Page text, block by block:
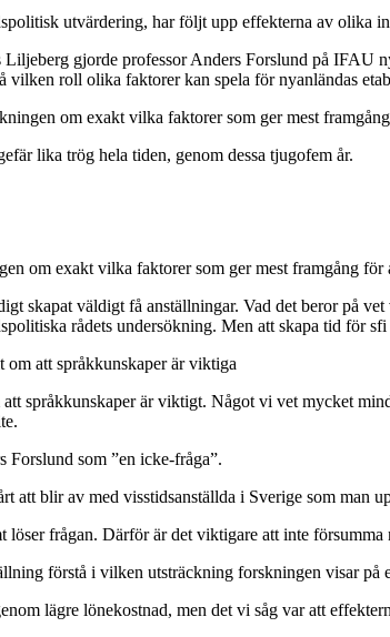
utvärdering, har följt upp effekterna av olika
gjorde professor Anders Forslund på IFAU
vilken roll olika faktorer kan spela för nyanländas
om exakt vilka faktorer som ger mest
lika trög hela tiden, genom dessa tjugofem år.
om exakt vilka faktorer som ger mest framgång
skapat väldigt få anställningar. Vad det beror på
rådets undersökning. Men att skapa tid för
om att språkkunskaper är viktiga
språkkunskaper är viktigt. Något vi vet mycket
Forslund som ”en icke-fråga”.
att blir av med visstidsanställda i Sverige som man
löser frågan. Därför är det viktigare att inte försumma
förstå i vilken utsträckning forskningen visar på
lägre lönekostnad, men det vi såg var att